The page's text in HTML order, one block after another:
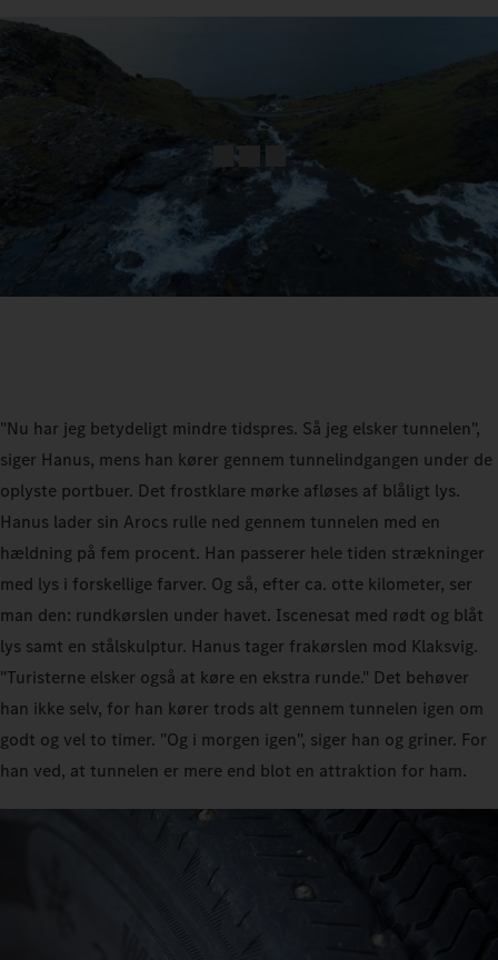
"Nu har jeg betydeligt mindre tidspres. Så jeg elsker tunnelen",
siger Hanus, mens han kører gennem tunnelindgangen under de
oplyste portbuer. Det frostklare mørke afløses af blåligt lys.
Hanus lader sin Arocs rulle ned gennem tunnelen med en
hældning på fem procent. Han passerer hele tiden strækninger
med lys i forskellige farver. Og så, efter ca. otte kilometer, ser
man den: rundkørslen under havet. Iscenesat med rødt og blåt
lys samt en stålskulptur. Hanus tager frakørslen mod Klaksvig.
"Turisterne elsker også at køre en ekstra runde." Det behøver
han ikke selv, for han kører trods alt gennem tunnelen igen om
godt og vel to timer. "Og i morgen igen", siger han og griner. For
han ved, at tunnelen er mere end blot en attraktion for ham.